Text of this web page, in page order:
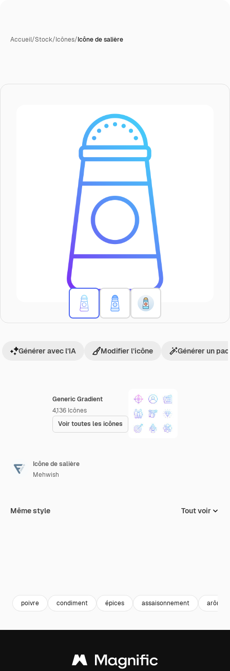
Accueil/Stock/Icônes/Icône de salière
Generic Gradient
4,136 Icônes
Voir toutes les icônes
Générer avec l’IA Modifier l’icône Générer un
Icône de salière
Mehwish
Même style Tout voir
poivre condiment épices assaisonnement arôme